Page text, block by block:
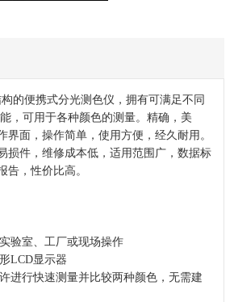
的便携式分光测色仪，拥有可满足不同
，可用于各种颜色的测量。精确，美
界面，操作简单，使用方便，经久耐用。
损件，维修成本低，适用范围广，数据标
告，性价比高。
验室、工厂或现场操作
LCD显示器
进行快速测量并比较两种颜色，无需建